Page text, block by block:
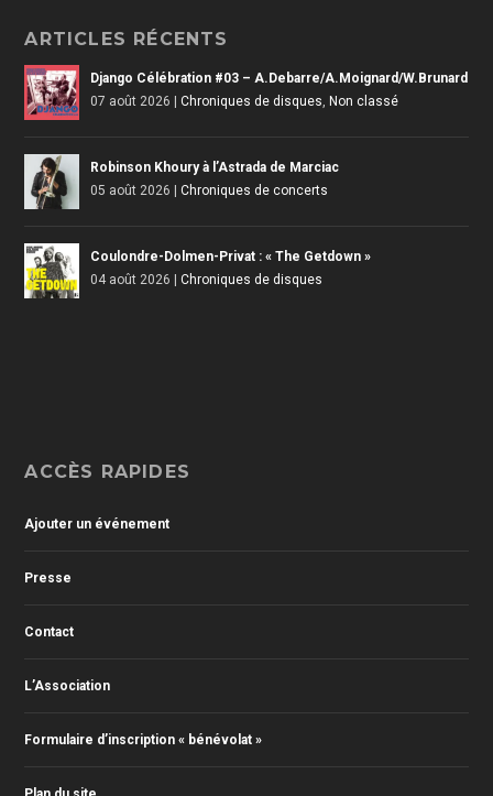
ARTICLES RÉCENTS
Django Célébration #03 – A.Debarre/A.Moignard/W.Brunard
07 août 2026
|Chroniques de disques, Non classé
Robinson Khoury à l’Astrada de Marciac
05 août 2026
|Chroniques de concerts
Coulondre-Dolmen-Privat : « The Getdown »
04 août 2026
|Chroniques de disques
ACCÈS RAPIDES
Ajouter un événement
Presse
Contact
L’Association
Formulaire d’inscription « bénévolat »